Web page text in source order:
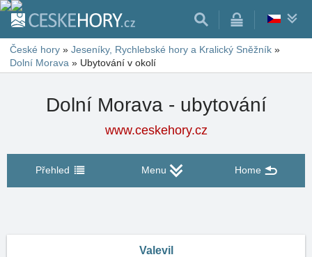
České hory » Jeseníky, Rychlebské hory a Kralický Sněžník »
Dolní Morava » Ubytování v okolí
Dolní Morava - ubytování
www.ceskehory.cz
Přehled Menu Home
Valevil